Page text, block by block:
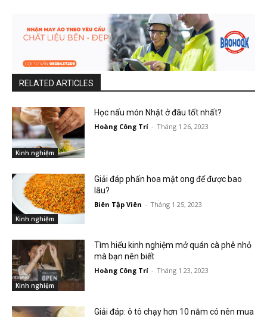
RELATED ARTICLES
Kinh nghiệm
Học nấu món Nhật ở đâu tốt nhất?
Hoàng Công Trí - Tháng 1 26, 2023
Kinh nghiệm
Giải đáp phấn hoa mật ong để được bao
lâu?
Biên Tập Viên - Tháng 1 25, 2023
Kinh nghiệm
Tìm hiểu kinh nghiệm mở quán cà phê nhỏ
mà bạn nên biết
Hoàng Công Trí - Tháng 1 23, 2023
Giải đáp: ô tô chạy hơn 10 năm có nên mua